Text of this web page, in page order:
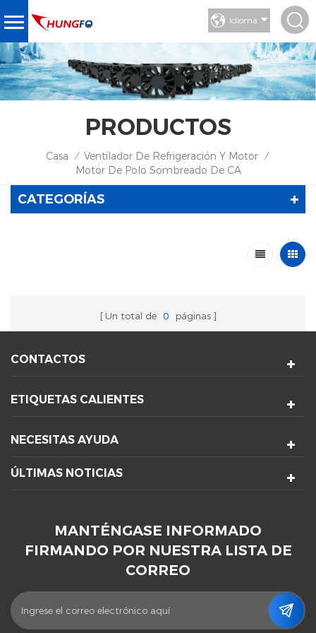
Idioma
PRODUCTOS
Casa / Ventilador De Refrigeración Y Motor /
Motor De Polo Sombreado De CA
CATEGORÍAS
Un total de 0 páginas
CONTACTOS
ETIQUETAS CALIENTES
NECESITAS AYUDA
ÚLTIMAS NOTICIAS
MANTÉNGASE INFORMADO
FIRMANDO POR NUESTRA LISTA DE
CORREO